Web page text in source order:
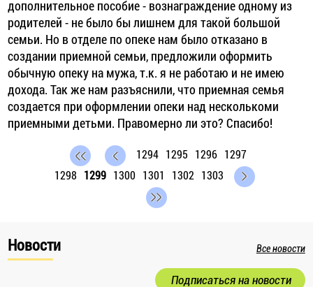
дополнительное пособие - вознаграждение одному из
родителей - не было бы лишнем для такой большой
семьи. Но в отделе по опеке нам было отказано в
создании приемной семьи, предложили оформить
обычную опеку на мужа, т.к. я не работаю и не имею
дохода. Так же нам разъяснили, что приемная семья
создается при оформлении опеки над несколькоми
приемными детьми. Правомерно ли это? Спасибо!
1294 1295 1296 1297
1298 1299 1300 1301 1302 1303
Новости Все новости
Подписаться на новости